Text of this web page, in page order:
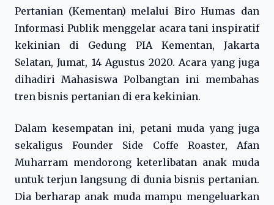
Pertanian (Kementan) melalui Biro Humas dan
Informasi Publik menggelar acara tani inspiratif
kekinian di Gedung PIA Kementan, Jakarta
Selatan, Jumat, 14 Agustus 2020. Acara yang juga
dihadiri Mahasiswa Polbangtan ini membahas
tren bisnis pertanian di era kekinian.
Dalam kesempatan ini, petani muda yang juga
sekaligus Founder Side Coffe Roaster, Afan
Muharram mendorong keterlibatan anak muda
untuk terjun langsung di dunia bisnis pertanian.
Dia berharap anak muda mampu mengeluarkan